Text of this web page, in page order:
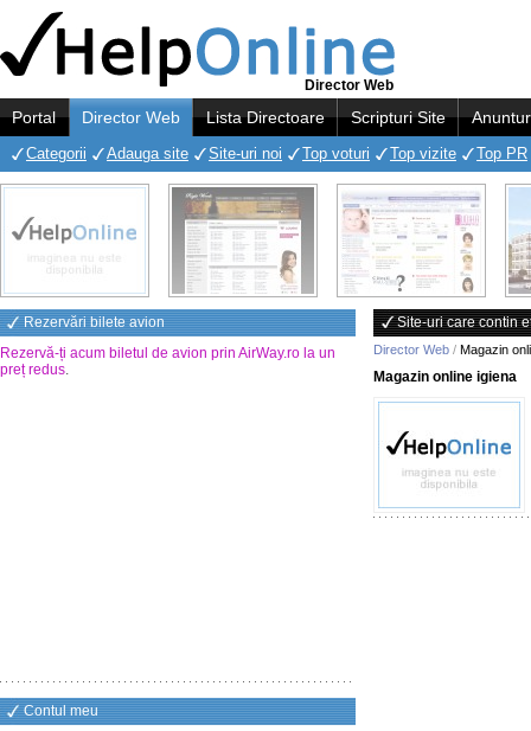
Director Web
Portal Director Web Lista Directoare Scripturi Site
Categorii Adauga site Site-uri noi Top voturi Top vizite Top PR
Rezervări bilete avion
Rezervă-ți acum biletul de avion prin AirWay.ro la un
preț redus.
Contul meu
Site-uri care contin
Director Web / Magazin
Magazin online igiena